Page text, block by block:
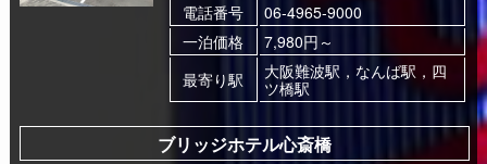
電話番号
06-4965-9000
一泊価格
7,980円～
最寄り駅
大阪難波駅，なんば駅，四
ツ橋駅
ブリッジホテル心斎橋